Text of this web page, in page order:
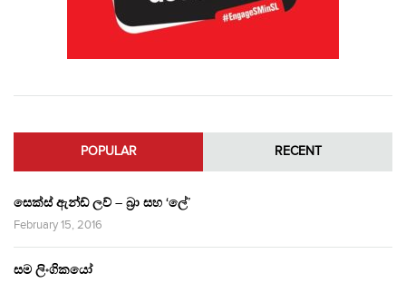
POPULAR RECENT
සෙක්ස් ඇන්ඩ් ලව් – බ්‍රා සහ ‘ලේ’
February 15, 2016
සම ලිංගිකයෝ